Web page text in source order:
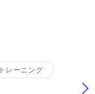
トレーニング